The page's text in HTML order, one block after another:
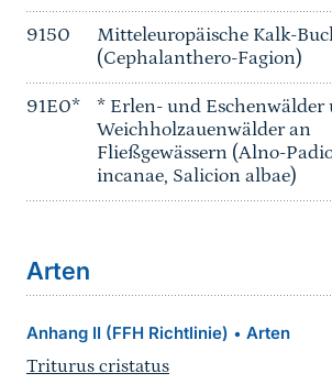
9150
Mitteleuropäische Kalk-
(Cephalanthero-Fagion)
91E0*
* Erlen- und Eschenwälder
Weichholzauenwälder an
Fließgewässern (Alno-
incanae, Salicion albae)
Arten
Anhang II (FFH Richtlinie) • Arten
Triturus cristatus